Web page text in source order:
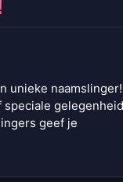
unieke
geef je